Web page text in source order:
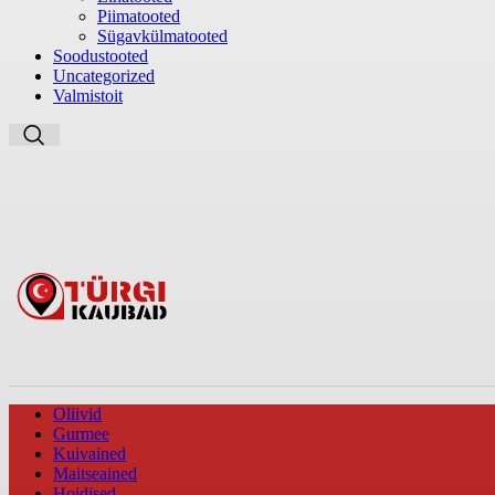
Piimatooted
Sügavkülmatooted
Soodustooted
Uncategorized
Valmistoit
Oliivid
Gurmee
Kuivained
Maitseained